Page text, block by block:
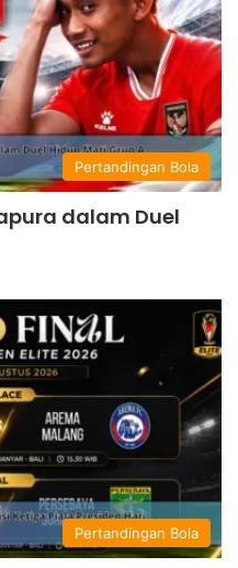
Pertandingan Bola
dalam Duel
Pertandingan Bola